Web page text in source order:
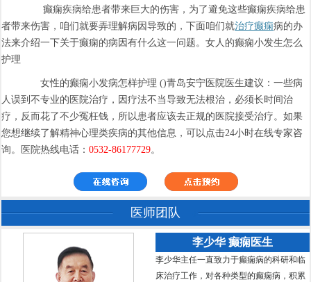
癫痫疾病给患者带来巨大的伤害，为了避免这些癫痫疾病给患
者带来伤害，咱们就要弄理解病因导致的，下面咱们就治疗癫痫病的办
法来介绍一下关于癫痫的病因有什么这一问题。女人的癫痫小发生怎么
护理
女性的癫痫小发病怎样护理 ()青岛安宁医院医生建议：一些病
人误到不专业的医院治疗，因疗法不当导致无法根治，必须长时间治
疗，反而花了不少冤枉钱，所以患者应该去正规的医院接受治疗。如果
您想继续了解精神心理类疾病的其他信息，可以点击24小时在线专家咨
询。医院热线电话：0532-86177729。
医师团队
李少华 癫痫医生
李少华主任一直致力于癫痫病的科研和临
床治疗工作，对各种类型的癫痫病，积累